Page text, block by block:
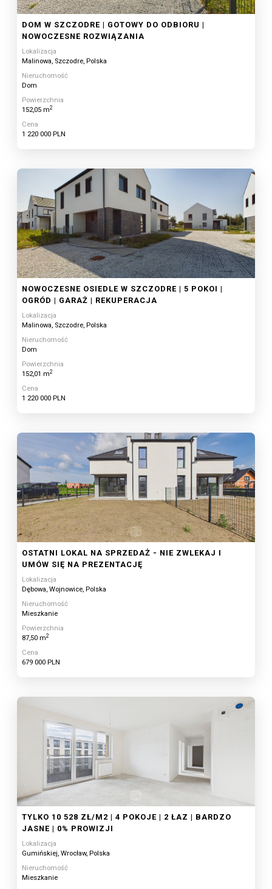
DOM W SZCZODRE | GOTOWY DO ODBIORU |
NOWOCZESNE ROZWIĄZANIA
Lokalizacja
Malinowa, Szczodre, Polska
Nieruchomość
Dom
Powierzchnia
152,05 m2
Cena
1 220 000 PLN
NOWOCZESNE OSIEDLE W SZCZODRE | 5 POKOI |
OGRÓD | GARAŻ | REKUPERACJA
Lokalizacja
Malinowa, Szczodre, Polska
Nieruchomość
Dom
Powierzchnia
152,01 m2
Cena
1 220 000 PLN
OSTATNI LOKAL NA SPRZEDAŻ - NIE ZWLEKAJ I
UMÓW SIĘ NA PREZENTACJĘ
Lokalizacja
Dębowa, Wojnowice, Polska
Nieruchomość
Mieszkanie
Powierzchnia
87,50 m2
Cena
679 000 PLN
TYLKO 10 528 ZŁ/M2 | 4 POKOJE | 2 ŁAZ | BARDZO
JASNE | 0% PROWIZJI
Lokalizacja
Gumińskiej, Wrocław, Polska
Nieruchomość
Mieszkanie